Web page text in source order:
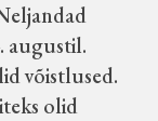
augustil.
võistlused.
olid